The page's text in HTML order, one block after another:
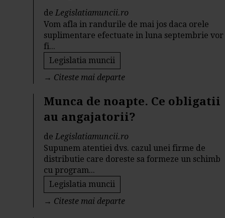
deLegislatiamuncii.ro
Vom afla in randurile de mai jos daca orele
suplimentare efectuate in luna septembrie vor
fi...
Legislatia muncii
→ Citeste mai departe
Munca de noapte. Ce obligatii
au angajatorii?
deLegislatiamuncii.ro
Supunem atentiei dvs. cazul unei firme de
distributie care doreste sa formeze un schimb
cu program...
Legislatia muncii
→ Citeste mai departe